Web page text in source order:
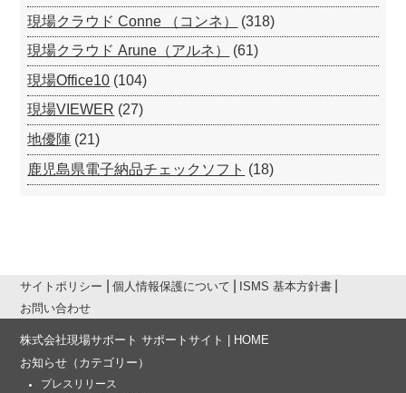
現場クラウド Conne （コンネ）
(318)
現場クラウド Arune（アルネ）
(61)
現場Office10 (104)
現場VIEWER (27)
地優陣 (21)
鹿児島県電子納品チェックソフト (18)
サイトポリシー 個人情報保護について
ISMS 基本方針書
お問い合わせ
株式会社現場サポート サポートサイト | HOME
お知らせ （カテゴリー）
プレスリリース